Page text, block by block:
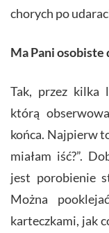
chorych po
Ma Pani
Tak, przez kilka
którą
końca. Najpierw
miałam iść?”.
jest porobienie
Można
karteczkami, jak